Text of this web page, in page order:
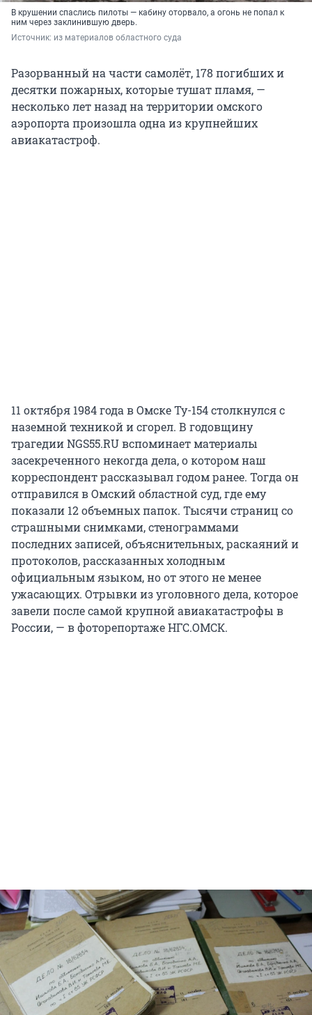
В крушении спаслись пилоты — кабину оторвало, а огонь не попал к
ним через заклинившую дверь.
Источник: из материалов областного суда
Разорванный на части самолёт, 178 погибших и
десятки пожарных, которые тушат пламя, —
несколько лет назад на территории омского
аэропорта произошла одна из крупнейших
авиакатастроф.
11 октября 1984 года в Омске Ту-154 столкнулся с
наземной техникой и сгорел. В годовщину
трагедии NGS55.RU вспоминает материалы
засекреченного некогда дела, о котором наш
корреспондент рассказывал годом ранее. Тогда он
отправился в Омский областной суд, где ему
показали 12 объемных папок. Тысячи страниц со
страшными снимками, стенограммами
последних записей, объяснительных, раскаяний и
протоколов, рассказанных холодным
официальным языком, но от этого не менее
ужасающих. Отрывки из уголовного дела, которое
завели после самой крупной авиакатастрофы в
России, — в фоторепортаже НГС.ОМСК.